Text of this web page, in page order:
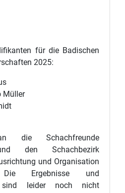
für die Badischen
2025:
Müller
die Schachfreunde
den Schachbezirk
und Organisation
Ergebnisse und
sind leider noch nicht